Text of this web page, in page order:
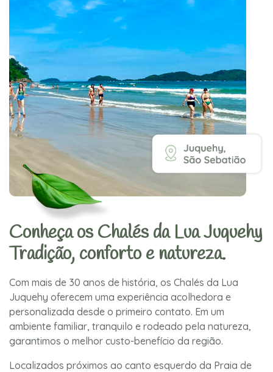
Conheça os Chalés da Lua Juquehy
Tradição, conforto e natureza.
Com mais de 30 anos de história, os Chalés da Lua
Juquehy oferecem uma experiência acolhedora e
personalizada desde o primeiro contato. Em um
ambiente familiar, tranquilo e rodeado pela natureza,
garantimos o melhor custo-benefício da região.
Localizados próximos ao canto esquerdo da Praia de